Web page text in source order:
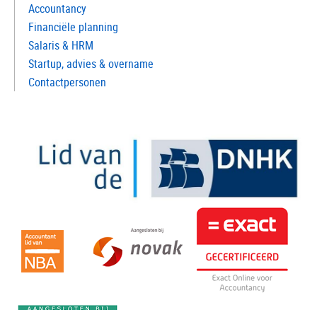
Accountancy
Financiële planning
Salaris & HRM
Startup, advies & overname
Contactpersonen